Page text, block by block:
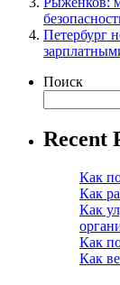
Петербург
Поиск
Recent
Как
Как
Как
Как
Как